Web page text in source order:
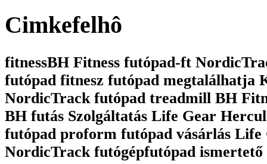
Cimkefelhô
fitnessBH Fitness futópad-ft
futópad fitnesz futópad megtalálhatja
NordicTrack futópad treadmill BH
BH futás Szolgáltatás Life Gear
futópad proform futópad vásárlás
NordicTrack futógépfutópad